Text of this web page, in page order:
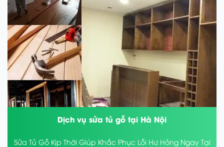
Dịch vụ sửa tủ gỗ tại Hà Nội
Sửa Tủ Gỗ Kịp Thời Giúp Khắc Phục Lỗi Hư Hỏng Ngay Tại